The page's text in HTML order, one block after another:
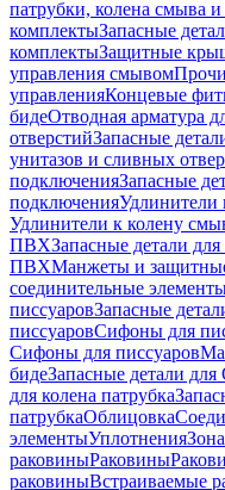
патрубки, колена смыва
комплектыЗапасные
комплектыЗащитные
управления смывом
управленияКонцевые
бидеОтводная арматура
отверстийЗапасные
унитазов и сливных
подключенияЗапасные
подключенияУдлинители
Удлинители к колену
ПВХЗапасные детали
ПВХМанжеты и
соединительные
писсуаровЗапасные
писсуаровCифоны для
Cифоны для писсуаров
бидеЗапасные детали для
для колена патрубка
патрубкаОблицовка
элементыУплотненияЗона
раковиныРаковины
раковиныВстраиваемые